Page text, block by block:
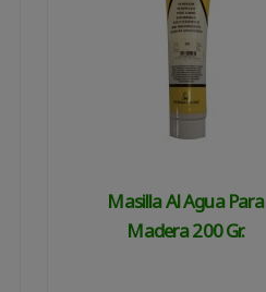
Masilla Al Agua Para
Madera 200 Gr.